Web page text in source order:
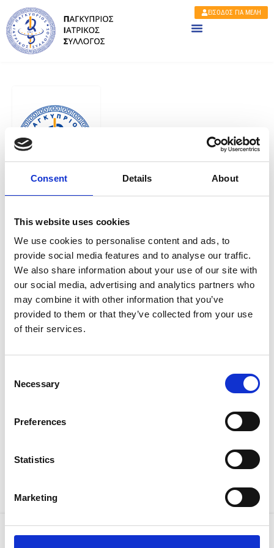
Consent Details About
This website uses cookies
We use cookies to personalise content and ads, to
provide social media features and to analyse our traffic.
We also share information about your use of our site with
our social media, advertising and analytics partners who
may combine it with other information that you’ve
provided to them or that they’ve collected from your use
of their services.
Selection
Necessary
Preferences
Statistics
Marketing
ΕΙΣΟΔΟΣ ΓΙΑ ΜΕΛΗ
Share
3ο ΚΥΠΡΟΕΛΛΑΔΙΚΟ ΣΥΝΕΔΡΙΟ ΥΠΕΡΤΑΣΗΣ (CME )
Start: 12/11/2016 10:00
End: 13/11/2016 16:00
ΞΕΝΟΔΟΧΕΙΟ ΧΙΛΤΟΝ, ΛΕΥΚΩΣΙΑ
Previous Next
3o ΚΥΠΡΟΕΛΛΑ∆ΙΚΟ ΣΥΝΕ∆ΡΙΟ ΥΠΕΡΤΑΣΗΣ